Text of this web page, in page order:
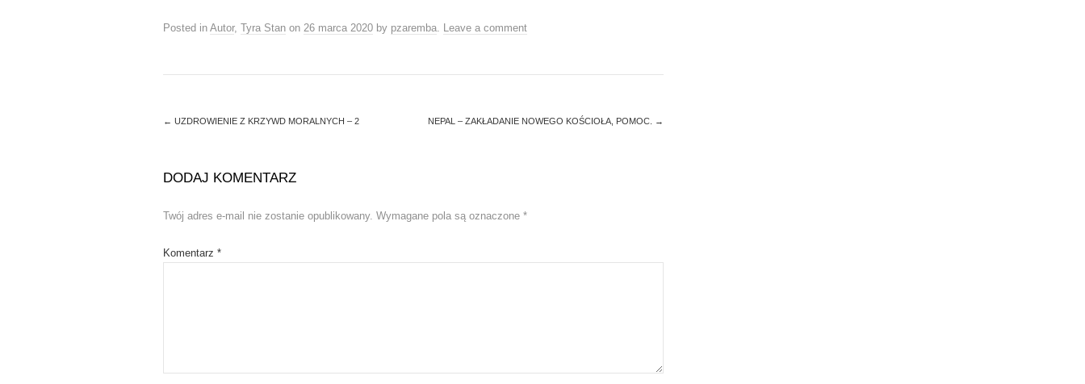
w
i
r
e
n
n
e
n
w
)
a
c
o
p
e
n
n
w
i
o
w
Posted in Autor, Tyra Stan on 26 marca 2020 by pzaremba Leave a comment
← UZDROWIENIE Z KRZYWD MORALNYCH – 2 NEPAL – ZAKŁADANIE NOWEGO KOŚCIOŁA, POMOC. →
DODAJ KOMENTARZ
Twój adres e-mail nie zostanie opublikowany. Wymagane pola są oznaczone *
Komentarz *